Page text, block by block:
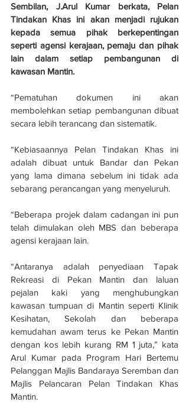
Sembilan, J.Arul Kumar berkata, Pelan
Tindakan Khas ini akan menjadi rujukan
kepada semua pihak berkepentingan
seperti agensi kerajaan, pemaju dan pihak
lain dalam setiap pembangunan di
kawasan Mantin.
“Pematuhan dokumen ini akan
membolehkan setiap pembangunan dibuat
secara lebih terancang dan sistematik.
“Kebiasaannya Pelan Tindakan Khas ini
adalah dibuat untuk Bandar dan Pekan
yang lama dimana sebelum ini tidak ada
sebarang perancangan yang menyeluruh.
“Beberapa projek dalam cadangan ini pun
telah dimulakan oleh MBS dan beberapa
agensi kerajaan lain.
“Antaranya adalah penyediaan Tapak
Rekreasi di Pekan Mantin dan laluan
pejalan kaki yang menghubungkan
kawasan tumpuan di Mantin seperti Klinik
Kesihatan, Sekolah dan beberapa
kemudahan awam terus ke Pekan Mantin
dengan kos lebih kurang RM 1 juta,” kata
Arul Kumar pada Program Hari Bertemu
Pelanggan Majlis Bandaraya Seremban dan
Majlis Pelancaran Pelan Tindakan Khas
Mantin.